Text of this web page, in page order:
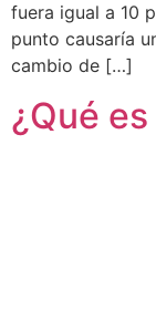
fuera igual a 10
punto causaría
cambio de […]
¿Qué